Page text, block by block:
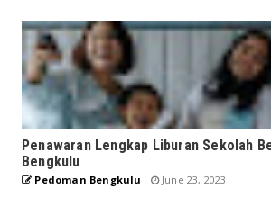
Penawaran Lengkap Liburan Sekolah
Bengkulu
Pedoman Bengkulu June 23, 2023